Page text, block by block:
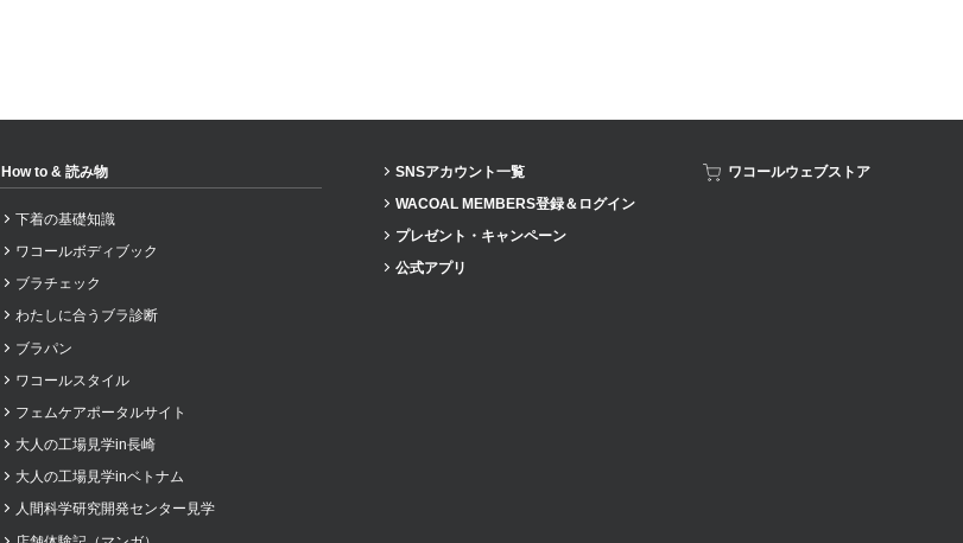
How to & 読み物
下着の基礎知識
ワコールボディブック
ブラチェック
わたしに合うブラ診断
ブラパン
ワコールスタイル
フェムケアポータルサイト
大人の工場見学in長崎
大人の工場見学inベトナム
人間科学研究開発センター見学
SNSアカウント一覧
WACOAL MEMBERS登録＆ログイン
プレゼント・キャンペーン
公式アプリ
ワコールウェブストア